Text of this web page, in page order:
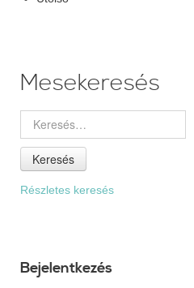
Mesekeresés
Keresés
Részletes keresés
Bejelentkezés